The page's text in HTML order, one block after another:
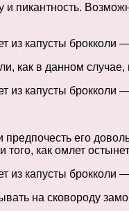
пикантность.
как в данном
его
как омлет
на сковороду